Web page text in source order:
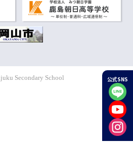
Secondary School 公式SNS